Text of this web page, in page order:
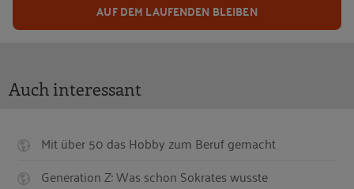
AUF DEM LAUFENDEN BLEIBEN
Auch interessant
Mit über 50 das Hobby zum Beruf gemacht
Generation Z: Was schon Sokrates wusste